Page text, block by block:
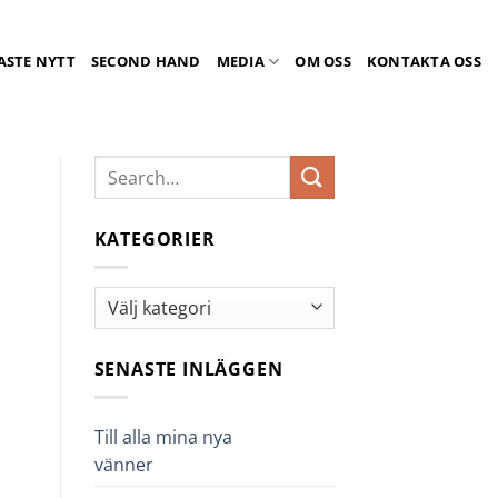
NYTT SECOND HAND MEDIA OM OSS KONTAKTA OSS
KATEGORIER
Kategorier
SENASTE INLÄGGEN
Till alla mina nya
vänner